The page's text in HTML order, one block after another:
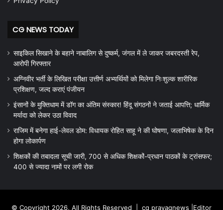
CG NEWS TODAY
साइकिल सिखाने के बहाने नाबालिग से दुष्कर्म, जंगल में ले जाकर जबरदस्ती रेप,
आरोपी गिरफ्तार
अग्निवीर भर्ती के लिखित परीक्षा उत्तीर्ण अभ्यर्थियों को मिलेगा निःशुल्क शारीरिक
प्रशिक्षण, जल्द कराएं पंजीयन
इंसानों के मुक्तिधाम में डॉग का अंतिम संस्कार! हिंदू संगठनों ने जताई आपत्ति; धार्मिक
मर्यादा को लेकर उठा विवाद
राजिम में बनेगा हाई-लेवल डोम: विधायक रोहित साहू ने की घोषणा, जलाभिषेक के दिन
होगा लोकार्पण
शिक्षकों की तबादला सूची जारी, 700 से अधिक शिक्षकों-प्रधान पाठकों के ट्रांसफर;
400 से ज्यादा नामों पर लगी रोक
© Copyright 2026, All Rights Reserved | cg prayagnews |Editor